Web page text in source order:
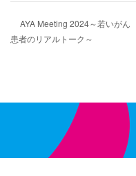
AYA Meeting 2024～若いがん
患者のリアルトーク～